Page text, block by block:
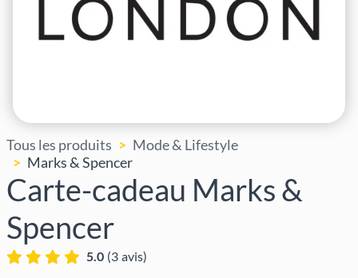
Tous les produits
Mode & Lifestyle
Marks & Spencer
Carte-cadeau Marks &
Spencer
5.0 (3 avis)